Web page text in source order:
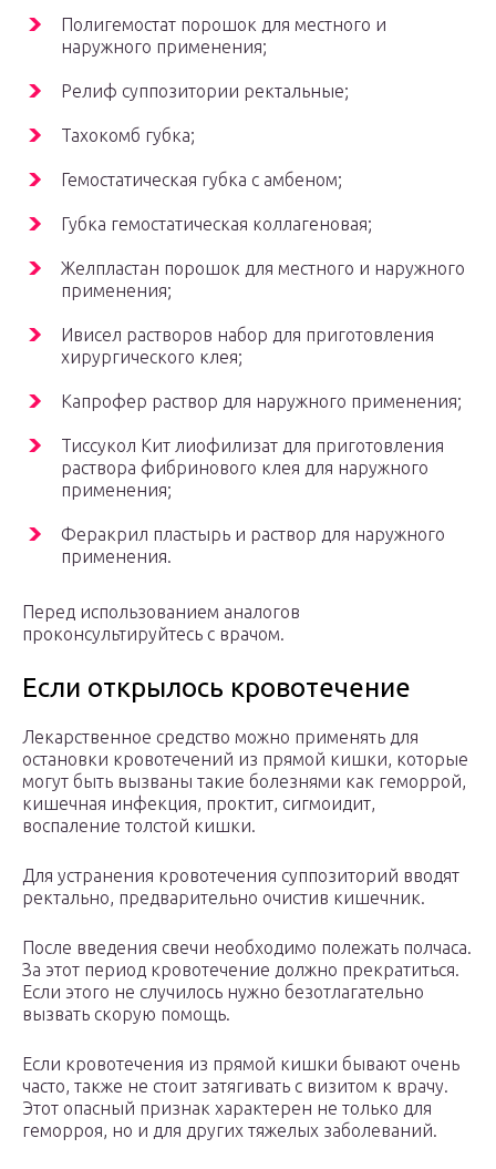
Полигемостат порошок для местного и
наружного применения;
Релиф суппозитории ректальные;
Тахокомб губка;
Гемостатическая губка с амбеном;
Губка гемостатическая коллагеновая;
Желпластан порошок для местного и наружного
применения;
Ивисел растворов набор для приготовления
хирургического клея;
Капрофер раствор для наружного применения;
Тиссукол Кит лиофилизат для приготовления
раствора фибринового клея для наружного
применения;
Феракрил пластырь и раствор для наружного
применения.
Перед использованием аналогов
проконсультируйтесь с врачом.
Если открылось кровотечение
Лекарственное средство можно применять для
остановки кровотечений из прямой кишки, которые
могут быть вызваны такие болезнями как геморрой,
кишечная инфекция, проктит, сигмоидит,
воспаление толстой кишки.
Для устранения кровотечения суппозиторий вводят
ректально, предварительно очистив кишечник.
После введения свечи необходимо полежать полчаса.
За этот период кровотечение должно прекратиться.
Если этого не случилось нужно безотлагательно
вызвать скорую помощь.
Если кровотечения из прямой кишки бывают очень
часто, также не стоит затягивать с визитом к врачу.
Этот опасный признак характерен не только для
геморроя, но и для других тяжелых заболеваний.